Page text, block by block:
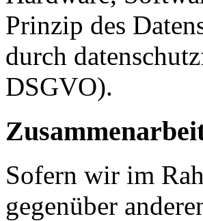
Prinzip des
durch
DSGVO).
Sofern wir im
gegenüber